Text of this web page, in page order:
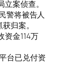
案侦查。
警将被告人
归案。
资金114万
台已兑付资